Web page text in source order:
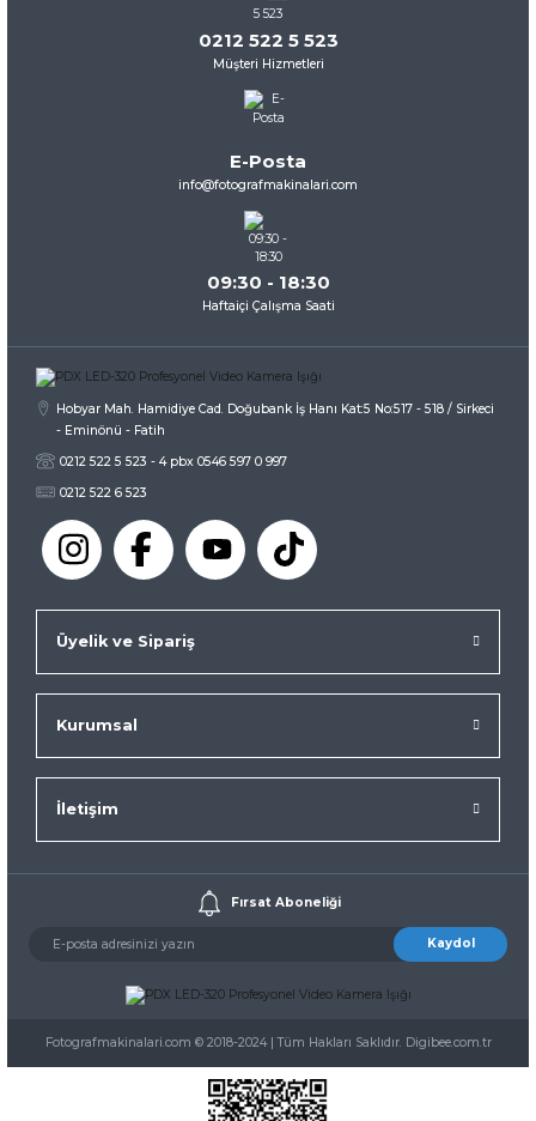
Görüş ve önerileriniz için teşekkür ederiz.
Ürün resmi kalitesiz, bozuk veya görüntülenemiyor.
Ürün açıklamasında eksik bilgiler bulunuyor.
Ürün fiyatı diğer sitelerden daha pahalı.
0212 522 5 523
Müşteri Hizmetleri
E-Posta
info@fotografmakinalari.com
09:30 - 18:30
Haftaiçi Çalışma Saati
Hobyar Mah. Hamidiye Cad. Doğubank İş Hanı Kat:5 No:517 - 518 / Sirkeci
- Eminönü - Fatih
0212 522 5 523 - 4 pbx 0546 597 0 997
0212 522 6 523
Üyelik ve Sipariş
Kurumsal
İletişim
Fırsat Aboneliği
Kaydol
Fotografmakinalari.com © 2018-2024 | Tüm Hakları Saklıdır. Digibee.com.tr